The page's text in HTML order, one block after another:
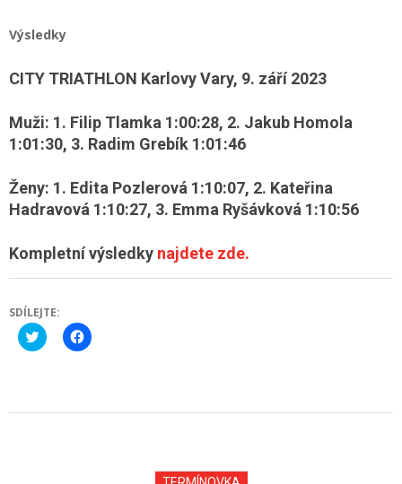
Výsledky
CITY TRIATHLON Karlovy Vary, 9. září 2023
Muži: 1. Filip Tlamka 1:00:28, 2. Jakub Homola
1:01:30, 3. Radim Grebík 1:01:46
Ženy: 1. Edita Pozlerová 1:10:07, 2. Kateřina
Hadravová 1:10:27, 3. Emma Ryšávková 1:10:56
Kompletní výsledky najdete zde.
SDÍLEJTE:
Click
to
new
Click
to
new